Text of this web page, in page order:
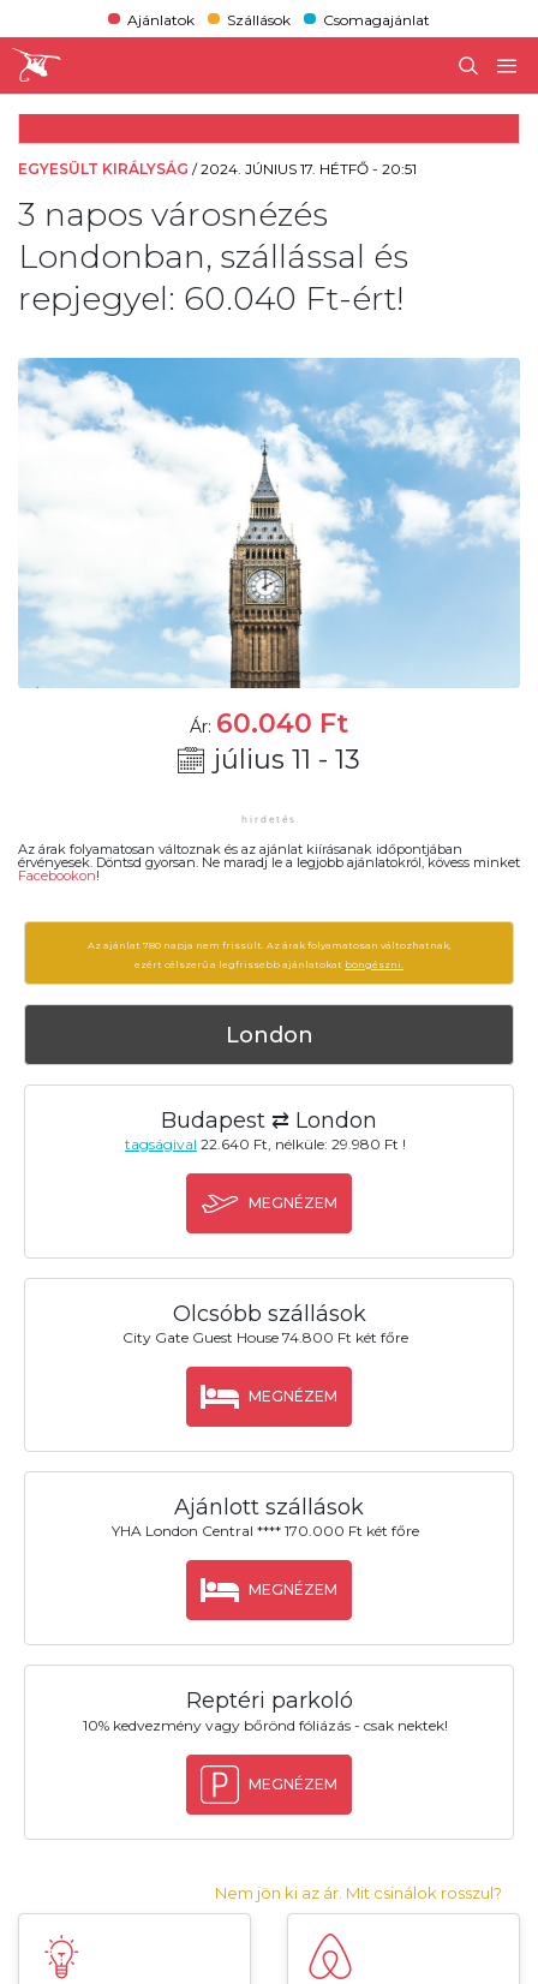
Ajánlatok Szállások Csomagajánlat
EGYESÜLT KIRÁLYSÁG /2024. JÚNIUS 17. HÉTFŐ - 20:51
3 napos városnézés
Londonban, szállással és
repjegyel: 60.040 Ft-ért!
Ár: 60.040 Ft
július 11 - 13
Az árak folyamatosan változnak és az ajánlat kiírásanak időpontjában
érvényesek. Döntsd gyorsan. Ne maradj le a legjobb ajánlatokról, kövess minket
Facebookon!
Az ajánlat 780 napja nem frissült. Az árak folyamatosan változhatnak,
ezért célszerű a legfrissebb ajánlatokat böngészni.
London
Budapest ⇄ London
tagságival 22.640 Ft, nélküle: 29.980 Ft !
MEGNÉZEM
Olcsóbb szállások
City Gate Guest House 74.800 Ft két főre
MEGNÉZEM
Ajánlott szállások
YHA London Central **** 170.000 Ft két főre
MEGNÉZEM
Reptéri parkoló
10% kedvezmény vagy bőrönd fóliázás - csak nektek!
MEGNÉZEM
Nem jön ki az ár. Mit csinálok rosszul?